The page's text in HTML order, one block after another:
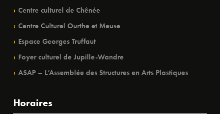
Centre culturel de Chênée
Centre Culturel Ourthe et Meuse
Espace Georges Truffaut
Foyer culturel de Jupille-Wandre
ASAP – L’Assemblée des Structures en Arts Plastiques
Horaires